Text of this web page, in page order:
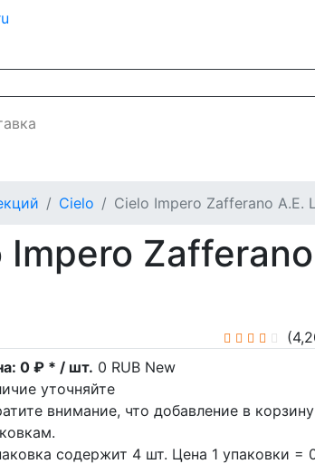
Cielo Cielo Impero Zafferano A.E.
0 ₽ * / шт. 0 RUB New
уточняйте
внимание, что добавление в
содержит 4 шт. Цена 1 упаковки =